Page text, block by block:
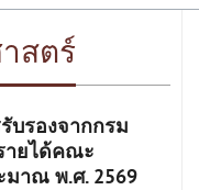
สตร์
บรองจากกรม
ายได้คณะ
มาณ พ.ศ. 2569